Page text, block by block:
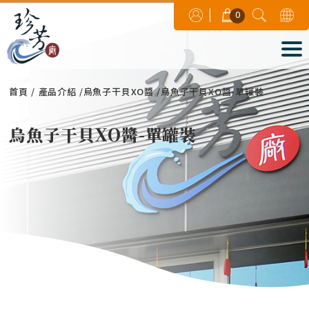
0
首頁 產品介紹 烏魚子干貝XO醬 烏魚子干貝XO醬-單罐裝
烏魚子干貝XO醬-單罐裝